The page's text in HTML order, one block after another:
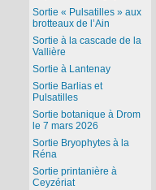
Sortie « Pulsatilles » aux
brotteaux de l’Ain
Sortie à la cascade de la
Vallière
Sortie à Lantenay
Sortie Barlias et
Pulsatilles
Sortie botanique à Drom
le 7 mars 2026
Sortie Bryophytes à la
Réna
Sortie printanière à
Ceyzériat